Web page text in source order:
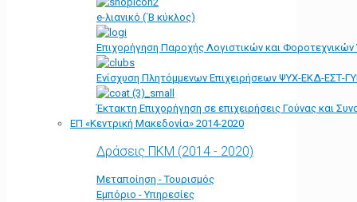
e-λιανικό (΄Β κύκλος)
Επιχορήγηση Παροχής Λογιστικών και
Ενίσχυση Πλητόμμενων Επιχειρήσεων ΨΥΧ-ΕΚΔ-ΕΣΤ-
Έκτακτη Επιχορήγηση σε επιχειρήσεις Γούνας και
ΕΠ «Kεντρική Μακεδονία» 2014-2020
Δράσεις ΠΚΜ (2014 - 2020)
Μεταποίηση - Τουρισμός
Εμπόριο - Υπηρεσίες